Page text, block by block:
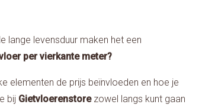
lange levensduur maken het een
per vierkante meter?
elementen de prijs beïnvloeden en hoe je
bij Gietvloerenstorezowel langs kunt gaan